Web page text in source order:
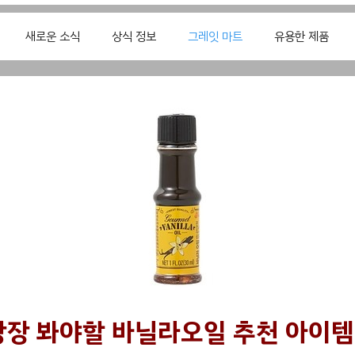
새로운 소식 상식 정보 그레잇 마트 유용한 제품
봐야할 바닐라오일 추천 아이